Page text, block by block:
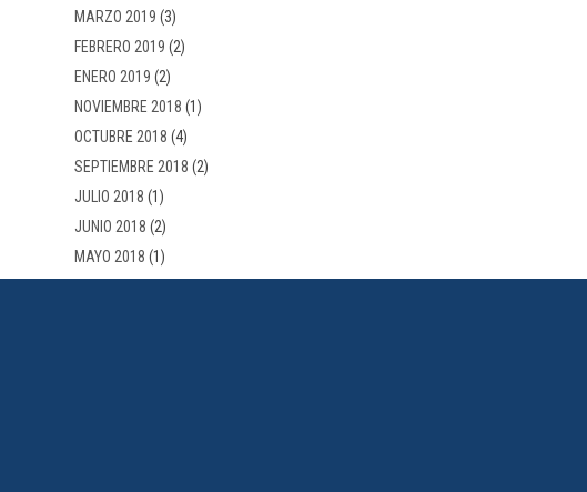
MARZO 2019 (3)
FEBRERO 2019 (2)
ENERO 2019 (2)
NOVIEMBRE 2018 (1)
OCTUBRE 2018 (4)
SEPTIEMBRE 2018 (2)
JULIO 2018 (1)
JUNIO 2018 (2)
MAYO 2018 (1)